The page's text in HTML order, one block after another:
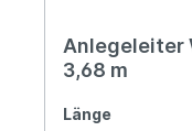
Anlegeleiter
3,68 m
Länge